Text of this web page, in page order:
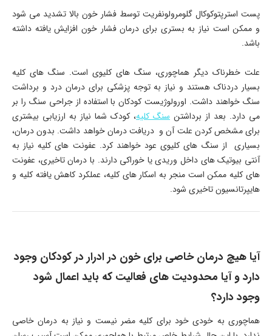
پست استرپتوکوکال گلومرولونفریت توسط فشار خون بالا تشدید می شود
و ممکن است نیاز به بستری برای درمان فشار خون افزایش یافته داشته
باشد.
علت خطرناک دیگر هماچوری، سنگ های کلیوی است. سنگ های کلیه
بسیار دردناک هستند و نیاز به توجه پزشکی برای درمان درد و برداشت
سنگ خواهند داشت. اورولوژیست کودکان با استفاده از جراحی سنگ را بر
می دارد. بعد از برداشتن سنگ کلیه، کودک شما نیاز به ارزیابی بیشتری
برای مشخص کردن علت آن و دریافت درمان خواهد داشت. بدون درمان،
بسیاری از سنگ های کلیوی عود خواهند کرد. عفونت های کلیه نیاز به
آنتی بیوتیک های داخل وریدی یا خوراکی دارند. با درمان تاخیری، عفونت
های کلیه ممکن است منجر به اسکار های کلیه، عملکرد کاهش یافته کلیه و
هایپرتانسیون تاخیری شود.
آیا هیچ درمان خاصی برای خون در ادرار در کودکان وجود
دارد و آیا محدودیت های فعالیت که باید اعمال شود
وجود دارد؟
هماچوری به خودی خود برای کلیه مضر نیست و نیاز به درمان خاصی